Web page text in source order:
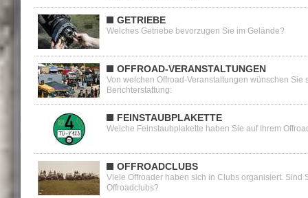
GETRIEBE
Welches Getriebe bevorzugen Sie im Gelände?
OFFROAD-VERANSTALTUNGEN
Von welchen Offroad-Veranstaltungen wünschen Sie
Berichterstattung:
FEINSTAUBPLAKETTE
Welche Feinstaubplakette haben Sie auf Ihrem
OFFROADCLUBS
Viele Offroader haben sich in Clubs organisiert. Sind
Offroadclubs?